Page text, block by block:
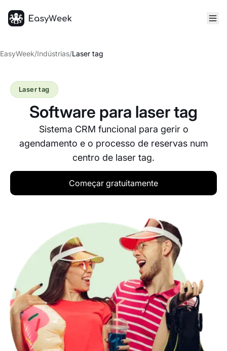
EasyWeek/Indústrias/Laser tag
Software para laser tag
Sistema CRM funcional para gerir o
agendamento e o processo de reservas num
centro de laser tag.
Laser tag
Começar gratuitamente